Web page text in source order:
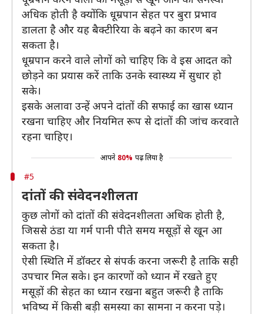
अधिक होती है क्योंकि धूम्रपान सेहत पर बुरा प्रभाव
डालता है और यह बैक्टीरिया के बढ़ने का कारण बन
सकता है।
धूम्रपान करने वाले लोगों को चाहिए कि वे इस आदत को
छोड़ने का प्रयास करें ताकि उनके स्वास्थ्य में सुधार हो
सके।
इसके अलावा उन्हें अपने दांतों की सफाई का खास ध्यान
रखना चाहिए और नियमित रूप से दांतों की जांच करवाते
रहना चाहिए।
आपने 80% पढ़ लिया है
#5
दांतों की संवेदनशीलता
कुछ लोगों को दांतों की संवेदनशीलता अधिक होती है,
जिससे ठंडा या गर्म पानी पीते समय मसूड़ों से खून आ
सकता है।
ऐसी स्थिति में डॉक्टर से संपर्क करना जरूरी है ताकि सही
उपचार मिल सके। इन कारणों को ध्यान में रखते हुए
मसूड़ों की सेहत का ध्यान रखना बहुत जरूरी है ताकि
भविष्य में किसी बड़ी समस्या का सामना न करना पड़े।